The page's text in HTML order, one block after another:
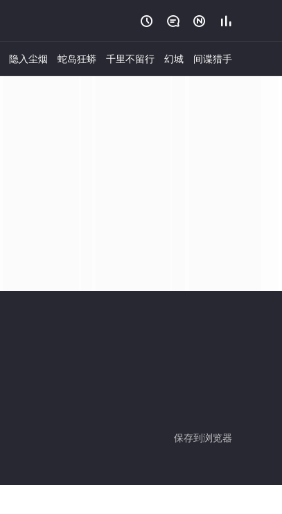
   
隐入尘烟 蛇岛狂蟒 千里不留行 幻城 间谍猎手
保存到浏览器